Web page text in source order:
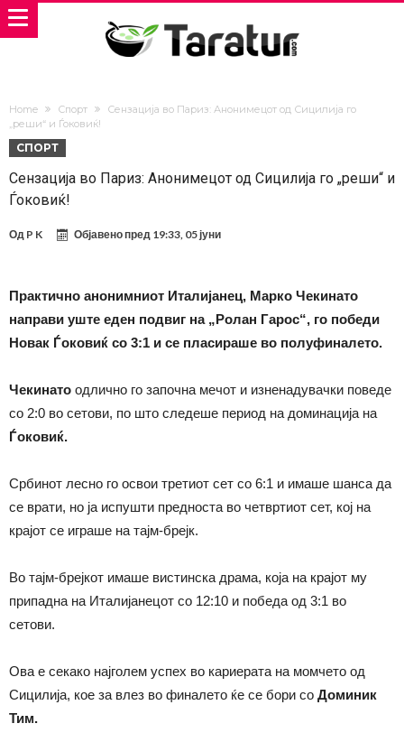
Home Спорт
Сензација во Париз: Анонимецот од Сицилија го
„реши“ и Ѓоковиќ!
СПОРТ
Сензација во Париз: Анонимецот од Сицилија го „реши“ и
Ѓоковиќ!
Од P K Објавено пред 19:33, 05 јуни
Практично анонимниот Италијанец, Марко Чекинато
направи уште еден подвиг на „Ролан Гарос“, го победи
Новак Ѓоковиќ со 3:1 и се пласираше во полуфиналето.
Чекинато одлично го започна мечот и изненадувачки поведе
со 2:0 во сетови, по што следеше период на доминација на
Ѓоковиќ.
Србинот лесно го освои третиот сет со 6:1 и имаше шанса да
се врати, но ја испушти предноста во четвртиот сет, кој на
крајот се играше на тајм-брејк.
Во тајм-брејкот имаше вистинска драма, која на крајот му
припадна на Италијанецот со 12:10 и победа од 3:1 во
сетови.
Ова е секако најголем успех во кариерата на момчето од
Сицилија, кое за влез во финалето ќе се бори со Доминик
Тим.